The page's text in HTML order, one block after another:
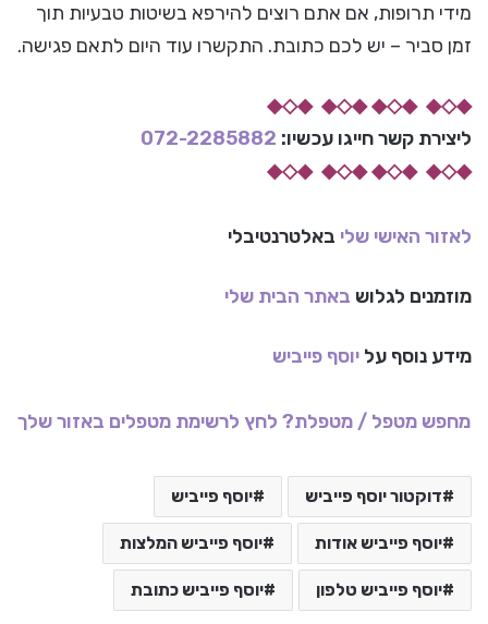
מידי תרופות, אם אתם רוצים להירפא בשיטות טבעיות תוך
זמן סביר – יש לכם כתובת. התקשרו עוד היום לתאם פגישה.
◆◇◆ ◆◇◆ ◆◇◆ ◆◇◆
ליצירת קשר חייגו עכשיו: 072-2285882
◆◇◆ ◆◇◆ ◆◇◆ ◆◇◆
לאזור האישי שלי באלטרנטיבלי
מוזמנים לגלוש באתר הבית שלי
מידע נוסף על יוסף פייביש
מחפש מטפל / מטפלת? לחץ לרשימת מטפלים באזור שלך
דוקטור יוסף פייביש יוסף פייביש
יוסף פייביש אודות יוסף פייביש המלצות
יוסף פייביש טלפון יוסף פייביש כתובת